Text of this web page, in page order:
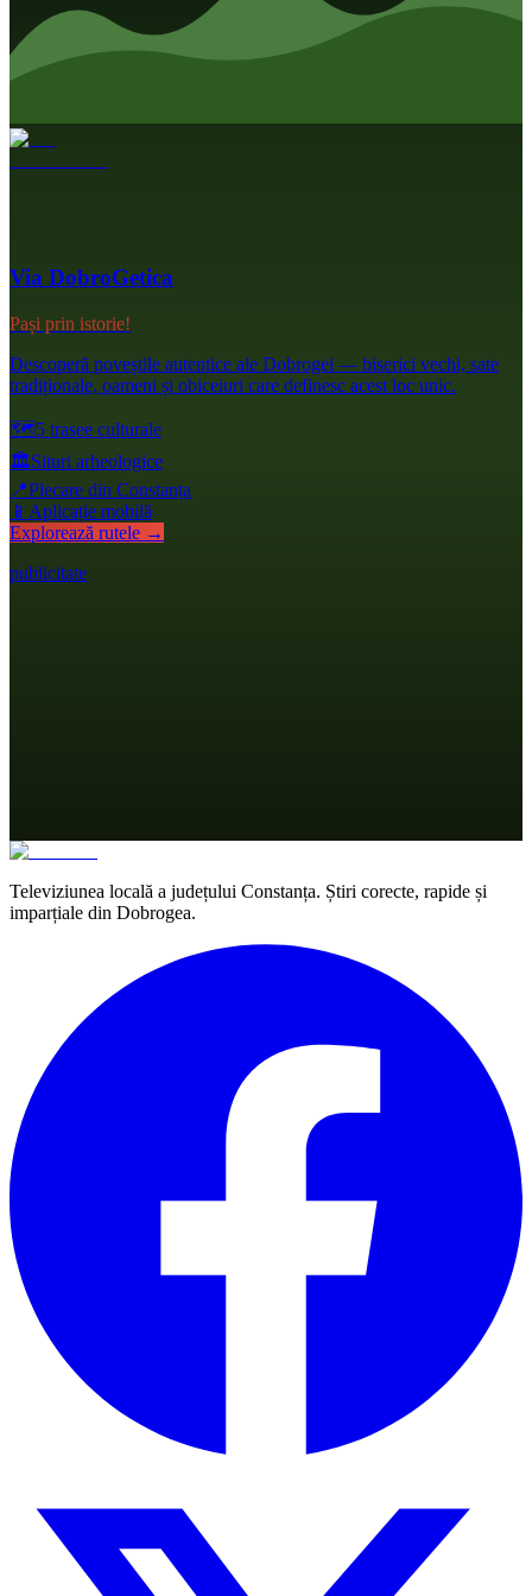
Via DobroGetica
Pași prin istorie!
Descoperă poveștile autentice ale Dobrogei — biserici vechi, sate
tradiționale, oameni și obiceiuri care definesc acest loc unic.
🗺️5 trasee culturale
🏛️Situri arheologice
📍Plecare din Constanța
📱 Aplicație mobilă
Explorează rutele →
publicitate
Televiziunea locală a județului Constanța. Știri corecte, rapide și
imparțiale din Dobrogea.